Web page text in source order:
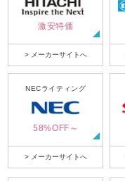
激安特価
> メーカーサイトへ
NECライティング
58%OFF～
> メーカーサイトへ